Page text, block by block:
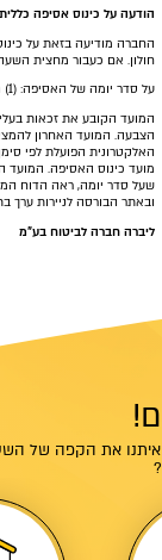
הודעה על כינוס אסיפה
חולון. אם כעבור מחצית השעה מהמועד
על סדר יומה של האסיפה: (1) מינוי מר ניר שחף כדירקטור חיצוני בחברה; (2) מינוי מר רפי פריאנט כדירקטור חיצוני בחברה.
שעל סדר יומה, ראה הדוח המיידי שפרסמה החברה ביום 4 בספטמבר 2025
ובאתר הבורסה לניירות
ליברה חברה לביטוח בע"מ
איתנו את הקפה של